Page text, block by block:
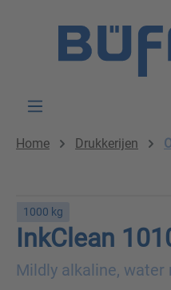
Home Drukkerijen
1000 kg
InkClean
Mildly alkaline,